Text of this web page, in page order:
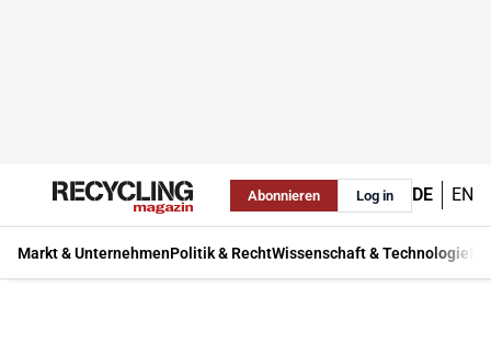
Abonnieren Log in DE EN
Markt & UnternehmenPolitik & RechtWissenschaft & Technologie